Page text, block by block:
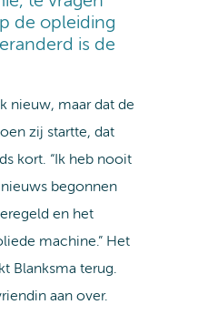
de opleiding
is de
nieuw, maar dat de
zij startte, dat
kort. “Ik heb nooit
begonnen
en het
machine.” Het
Blanksma terug.
aan over.